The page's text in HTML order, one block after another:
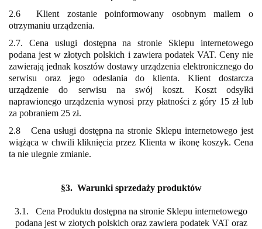
2.6
Klient zostanie poinformowany osobnym mailem o
otrzymaniu urządzenia.
2.7. Cena usługi dostępna na stronie Sklepu internetowego
podana jest w złotych polskich i zawiera podatek VAT. Ceny nie
zawierają jednak kosztów dostawy urządzenia elektronicznego do
serwisu oraz jego odesłania do klienta. Klient dostarcza
urządzenie do serwisu na swój koszt. Koszt odsyłki
naprawionego urządzenia wynosi przy płatności z góry 15 zł lub
za pobraniem 25 zł.
2.8 Cena usługi dostępna na stronie Sklepu internetowego jest
wiążąca w chwili kliknięcia przez Klienta w ikonę koszyk. Cena
ta nie ulegnie zmianie.
§3. Warunki sprzedaży produktów
3.1. Cena Produktu dostępna na stronie Sklepu internetowego
podana jest w złotych polskich oraz zawiera podatek VAT oraz